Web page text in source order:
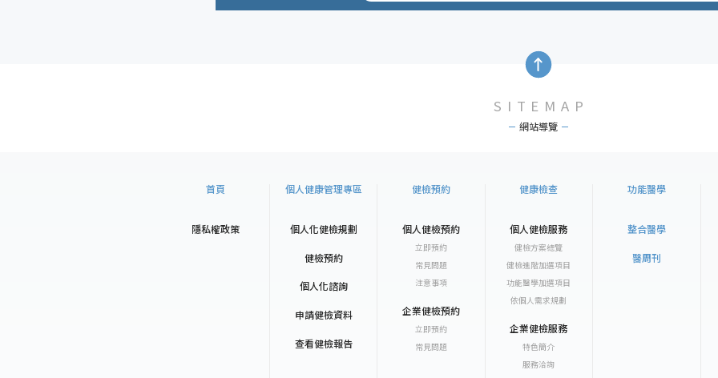
SITEMAP
網站導覽
首頁
隱私權政策
個人健康管理專區
個人化健檢規劃
健檢預約
個人化諮詢
申請健檢資料
查看健檢報告
健檢預約
個人健檢預約
立即預約
常見問題
注意事項
企業健檢預約
立即預約
常見問題
健康檢查
個人健檢服務
健檢方案總覽
健檢進階加選項目
功能醫學加選項目
依個人需求規劃
企業健檢服務
特色簡介
服務洽詢
功能醫學
整合醫學
醫周刊